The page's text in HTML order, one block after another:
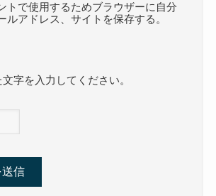
トで使用するためブラウザーに自分
ルアドレス、サイトを保存する。
字を入力してください。